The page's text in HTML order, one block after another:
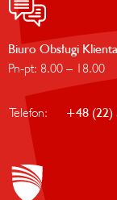
Biuro Obsługi Klienta
Pn-pt: 8.00 – 18.00
Telefon: +48 (22)